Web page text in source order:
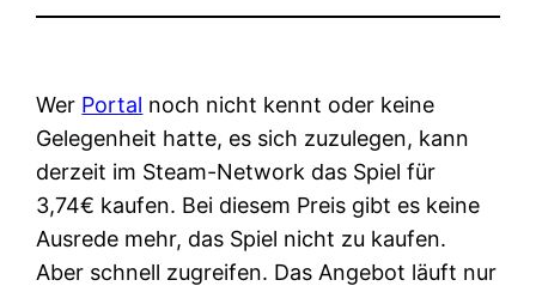
Wer Portal noch nicht kennt oder keine
Gelegenheit hatte, es sich zuzulegen, kann
derzeit im Steam-Network das Spiel für
3,74€ kaufen. Bei diesem Preis gibt es keine
Ausrede mehr, das Spiel nicht zu kaufen.
Aber schnell zugreifen. Das Angebot läuft nur